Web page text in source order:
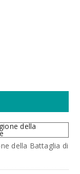
della Battaglia di